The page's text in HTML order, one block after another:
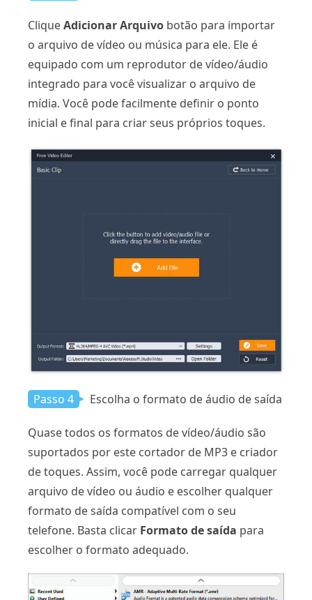
CliqueAdicionar Arquivo botão para importar
o arquivo de vídeo ou música para ele. Ele é
equipado com um reprodutor de vídeo/áudio
integrado para você visualizar o arquivo de
mídia. Você pode facilmente definir o ponto
inicial e final para criar seus próprios toques.
Passo 4 Escolha o formato de áudio de saída
Quase todos os formatos de vídeo/áudio são
suportados por este cortador de MP3 e criador
de toques. Assim, você pode carregar qualquer
arquivo de vídeo ou áudio e escolher qualquer
formato de saída compatível com o seu
telefone. Basta clicar Formato de saída para
escolher o formato adequado.